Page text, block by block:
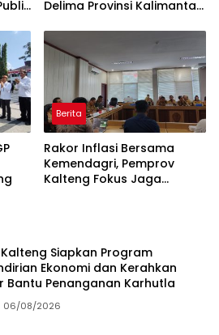
Delima Provinsi Kalimantan
Berita
Rakor Inflasi Bersama
Kemendagri, Pemprov
Kalteng Fokus Jaga
Siapkan Program
Ekonomi dan Kerahkan
Bantu Penanganan Karhutla
06/08/2026